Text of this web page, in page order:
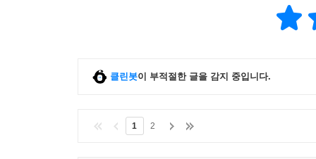
우리 기업들도 새롭게 펼쳐지는 에너지 신시장인
실용화에도 주력하고 있다. 조 사장은 특히 이
지속가능한 기업으로의 변신은 선택 아닌 필수다
클린봇이 부적절한 글을 감지 중입니다.
1 2